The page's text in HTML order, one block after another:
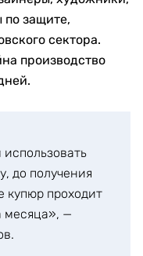
по защите,
сектора.
производство
до получения
купюр проходит
месяца», —